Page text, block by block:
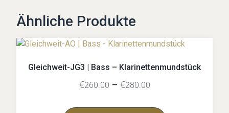
Ähnliche Produkte
Gleichweit-JG3 | Bass – Klarinettenmundstück
€260.00 – €280.00